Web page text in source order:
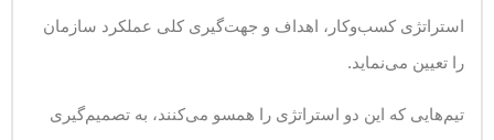
استراتژی کسب‌وکار، اهداف و جهت‌گیری کلی عملکرد سازمان
را تعیین می‌نماید.
تیم‌هایی که این دو استراتژی را همسو می‌کنند، به تصمیم‌گیری